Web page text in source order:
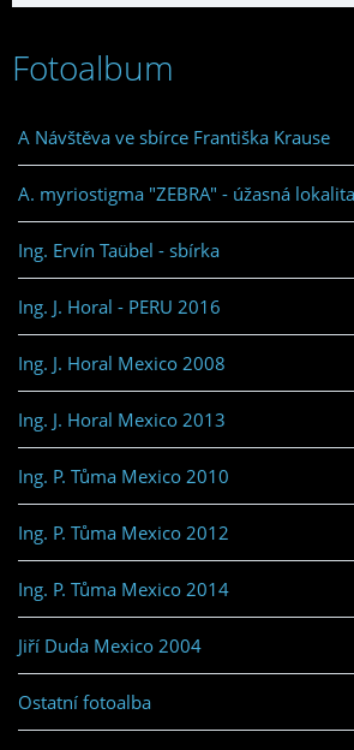
Fotoalbum
A Návštěva ve sbírce Františka Krause
A. myriostigma "ZEBRA" - úžasná
Ing. Ervín Taübel - sbírka
Ing. J. Horal - PERU 2016
Ing. J. Horal Mexico 2008
Ing. J. Horal Mexico 2013
Ing. P. Tůma Mexico 2010
Ing. P. Tůma Mexico 2012
Ing. P. Tůma Mexico 2014
Jiří Duda Mexico 2004
Ostatní fotoalba